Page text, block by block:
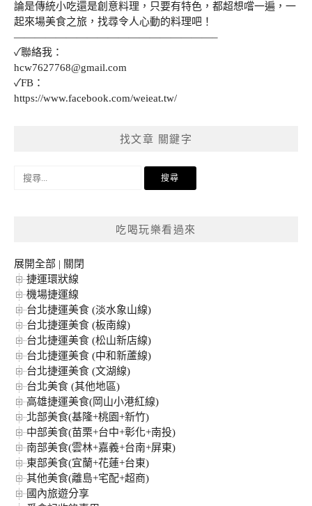
論是傳統小吃還是創意料理，只要有特色，都超想嚐一遍，一
起來場美食之旅，找尋令人心動的料理吧！
———————————————————–
✓聯絡我：
hcw7627768@gmail.com
✓FB：
https://www.facebook.com/weieat.tw/
找文章 關鍵字
搜
吃喝玩樂看過來
展開全部 | 關閉
捷運環狀線
機場捷運線
台北捷運美食 (淡水象山線)
台北捷運美食 (板南線)
台北捷運美食 (松山新店線)
台北捷運美食 (中和新蘆線)
台北捷運美食 (文湖線)
台北美食 (其他地區)
高雄捷運美食(岡山小港紅線)
北部美食(基隆+桃園+新竹)
中部美食(苗栗+台中+彰化+南投)
南部美食(雲林+嘉義+台南+屏東)
東部美食(宜蘭+花蓮+台東)
其他美食(離島+宅配+超商)
國內旅遊分享